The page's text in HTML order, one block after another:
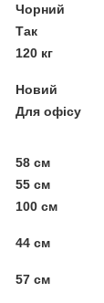
Чорний
Так
120 кг
Новий
Для офісу
58 см
55 см
100 см
44 см
57 см